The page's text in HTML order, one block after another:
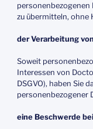
personenbezogenen
zu übermitteln, ohne
der Verarbeitung
Soweit
Interessen von
DSGVO), haben Sie
personenbezogener
eine Beschwerde